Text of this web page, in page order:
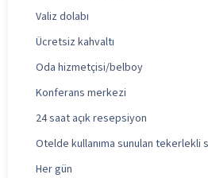
Valiz dolabı
Ücretsiz kahvaltı
Oda hizmetçisi/belboy
Konferans merkezi
24 saat açık resepsiyon
Otelde kullanıma sunulan tekerlekli
Her gün